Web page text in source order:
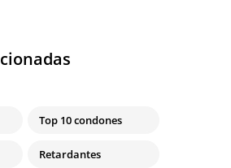
Top 10 condones
Retardantes